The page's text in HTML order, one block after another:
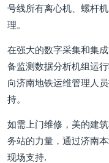
号线所有离心机、螺杆
理。
在强大的数字采集和集
备监测数据分析机组运
向济南地铁运维管理人
持。
如需上门维修，美的建
务站的力量，通过济南
现场支持.